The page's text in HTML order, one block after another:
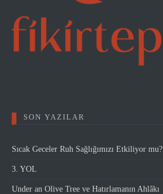
SON YAZILAR
Sıcak Geceler Ruh Sağlığımızı Etkiliyor mu?
3. YOL
Under an Olive Tree ve Hatırlamanın Ahlâkı